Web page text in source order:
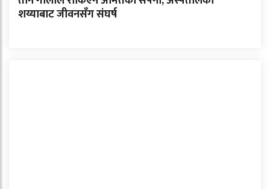
शय्याबाट जीवनसँग संघर्ष